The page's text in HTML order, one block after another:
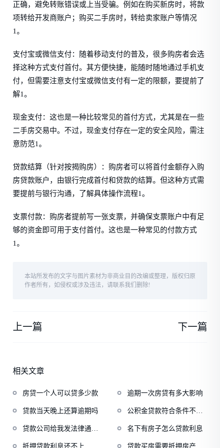
正确，避免转账错误或上当受骗。例如在购买新房时，将款
项转给开发商账户；购买二手房时，转给卖家账户等情况
1。
支付宝或微信支付：随着移动支付的普及，很多购房者会选
择这种方式支付首付。其方便快捷，能随时随地通过手机支
付，但需要注意支付宝或微信支付有一定的限额，要提前了
解1。
现金支付：这也是一种比较常见的首付方式，尤其是在一些
二手房交易中。不过，现金支付存在一定的安全风险，需注
意防范1。
贷款结算（针对按揭购房）：购房者可以将首付金额存入购
房贷款账户，由银行完成首付和贷款的结算。但这种方式需
要提前与银行沟通，了解具体操作流程1。
支票付款：购房者提前写一张支票，并确保支票账户中有足
够的资金即可用于支付首付。这也是一种常见的付款方式
1。
本站所发布的文字与图片素材为非商业目的改编或整理，版权归原
作者所有，如侵权或涉及违法，请联系我们删除!
上一篇 下一篇
相关文章
房贷一个人可以贷多少款 逾期一次房贷有多大影响
贷款当天晚上还算逾期吗
公积金贷款符合条件不给
贷款公司给我发法律通知
名下有房子怎么贷款利息
抵押贷款利息还不上 贷款买房需要抵押房产证